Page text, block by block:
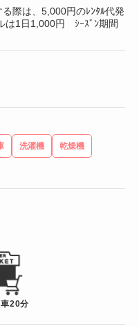
際は、5,000円のﾚﾝﾀﾙ代発
は1日1,000円 ｼｰｽﾞﾝ期間
洗濯機 乾燥機
20分